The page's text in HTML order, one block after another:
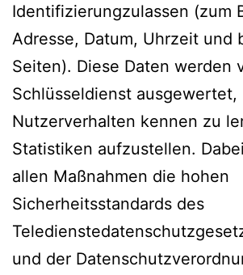
Identifizierungzulassen (zum
Adresse, Datum, Uhrzeit und
Seiten). Diese Daten werden
Schlüsseldienst ausgewertet,
Nutzerverhalten kennen zu
Statistiken aufzustellen.
allen Maßnahmen die hohen
Sicherheitsstandards des
und der